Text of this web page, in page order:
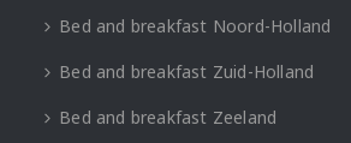
Bed and breakfast Noord-Holland
Bed and breakfast Zuid-Holland
Bed and breakfast Zeeland